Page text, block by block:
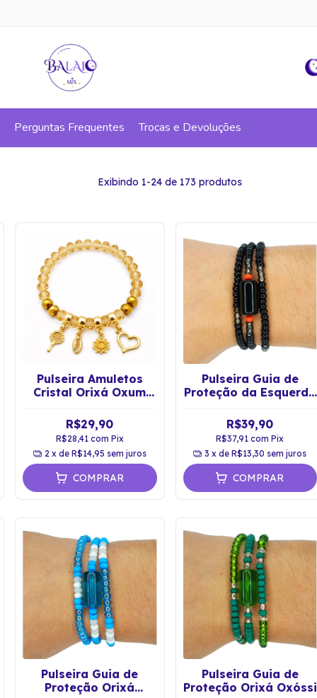
Perguntas Frequentes Trocas e Devoluções
Exibindo 1-24 de 173 produtos
Pulseira Amuletos
Cristal Orixá Oxum
Ouro
R$29,90
R$28,41 com Pix
2 x de R$14,95 sem juros
COMPRAR
Pulseira Guia de
Proteção da Esquerda
R$39,90
R$37,91com Pix
3 x deR$13,30 sem juros
COMPRAR
Pulseira Guia de
Proteção Orixá
Pulseira Guia de
Proteção Orixá Oxóssi